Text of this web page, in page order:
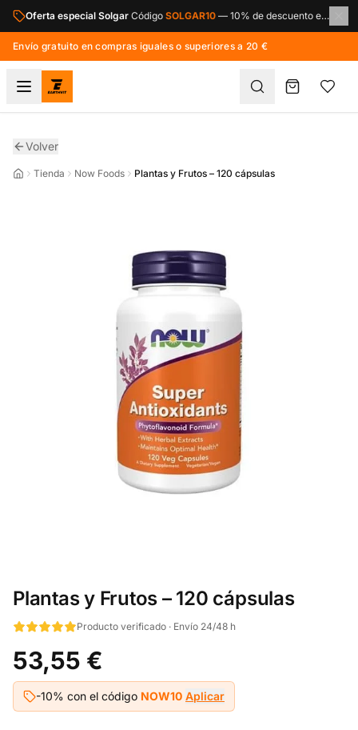
Saltar al contenido principal
Oferta especial Solgar Código SOLGAR10 — 10% de descuento en toda la marca Solgar.
Envío gratuito en compras iguales o superiores a 20 €
Volver
Tienda Now Foods Plantas y Frutos – 120 cápsulas
Plantas y Frutos – 120 cápsulas
Producto verificado · Envío 24/48 h
53,55 €
-10% con el código NOW10 Aplicar